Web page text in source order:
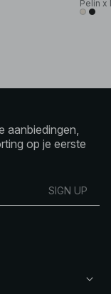
Pelin x
aanbiedingen,
op je eerste
SIGN UP